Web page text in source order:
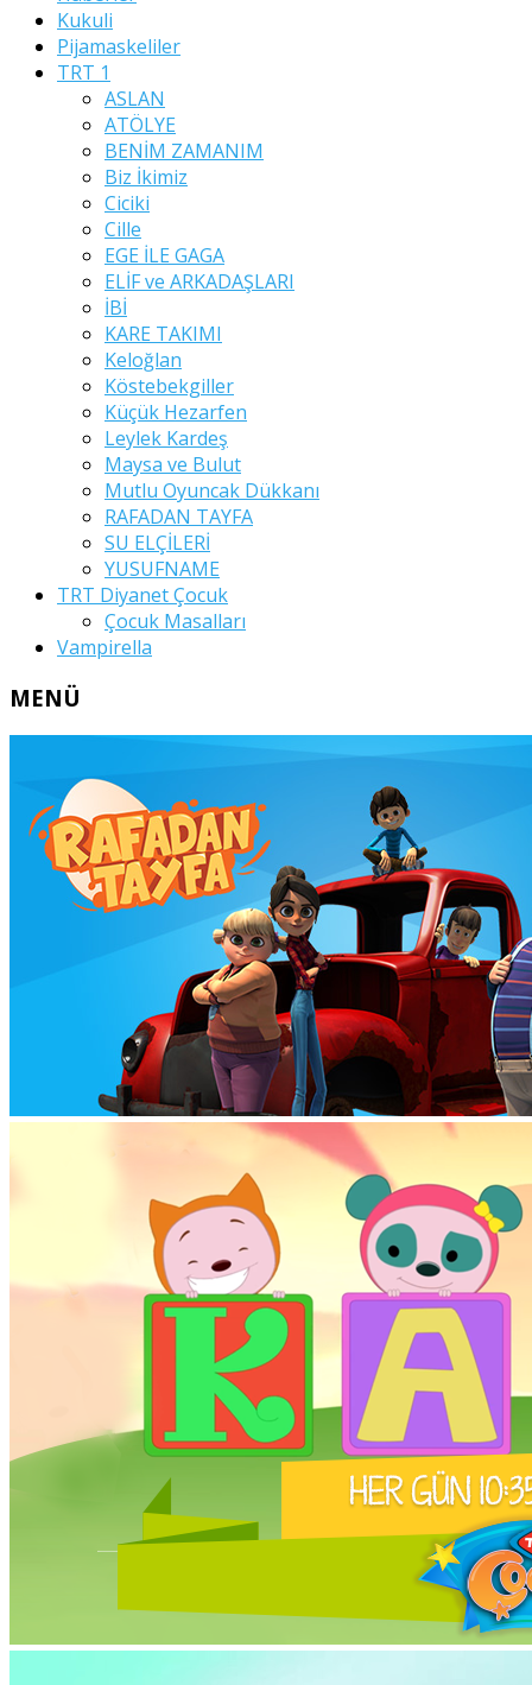
Kukuli
Pijamaskeliler
TRT 1
ASLAN
ATÖLYE
BENİM ZAMANIM
Biz İkimiz
Ciciki
Cille
EGE İLE GAGA
ELİF ve ARKADAŞLARI
İBİ
KARE TAKIMI
Keloğlan
Köstebekgiller
Küçük Hezarfen
Leylek Kardeş
Maysa ve Bulut
Mutlu Oyuncak Dükkanı
RAFADAN TAYFA
SU ELÇİLERİ
YUSUFNAME
TRT Diyanet Çocuk
Çocuk Masalları
Vampirella
MENÜ